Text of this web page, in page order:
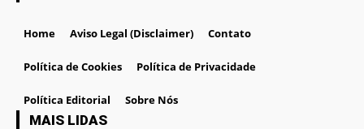
Home Aviso Legal (Disclaimer) Contato
Política de Cookies Política de Privacidade
Política Editorial Sobre Nós
MAIS LIDAS